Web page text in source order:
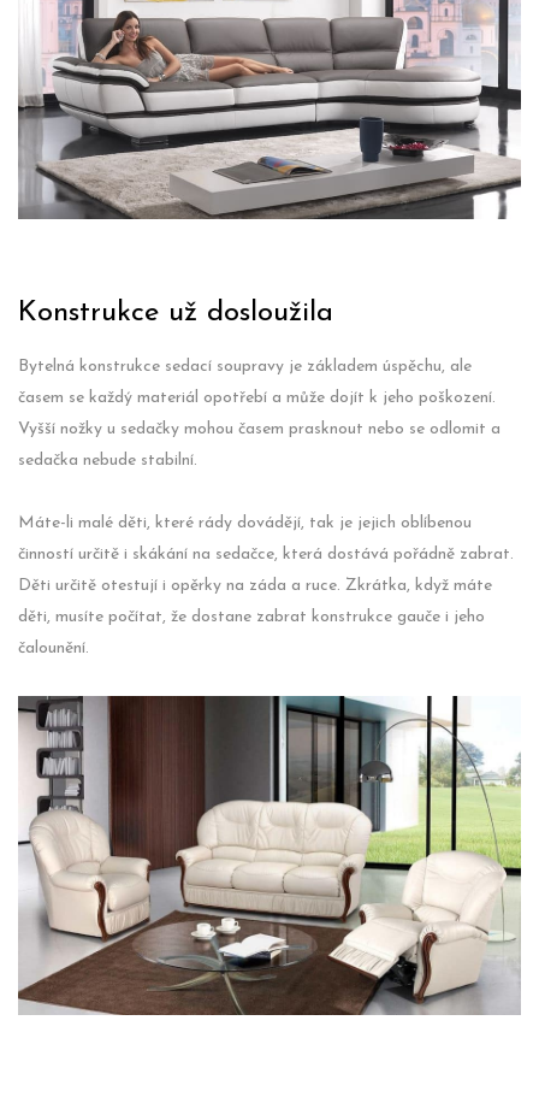
Konstrukce už dosloužila
Bytelná konstrukce sedací soupravy je základem úspěchu, ale
časem se každý materiál opotřebí a může dojít k jeho poškození.
Vyšší nožky u sedačky mohou časem prasknout nebo se odlomit a
sedačka nebude stabilní.
Máte-li malé děti, které rády dovádějí, tak je jejich oblíbenou
činností určitě i skákání na sedačce, která dostává pořádně zabrat.
Děti určitě otestují i opěrky na záda a ruce. Zkrátka, když máte
děti, musíte počítat, že dostane zabrat konstrukce gauče i jeho
čalounění.